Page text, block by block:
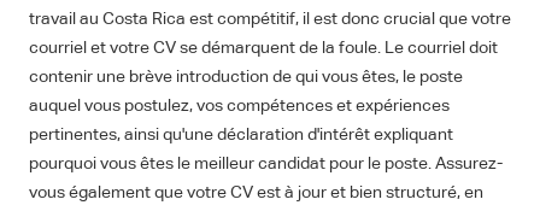
travail au Costa Rica est compétitif, il est donc crucial que votre
courriel et votre CV se démarquent de la foule. Le courriel doit
contenir une brève introduction de qui vous êtes, le poste
auquel vous postulez, vos compétences et expériences
pertinentes, ainsi qu'une déclaration d'intérêt expliquant
pourquoi vous êtes le meilleur candidat pour le poste. Assurez-
vous également que votre CV est à jour et bien structuré, en